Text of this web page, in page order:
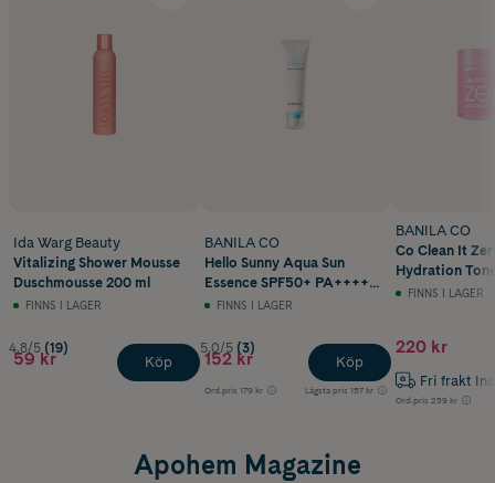
Ida Warg Beauty
Vitalizing Shower Mousse
Duschmousse 200 ml
FINNS I LAGER
4.8/5 (19)
59 kr Köp
BANILA CO
Hello Sunny Aqua Sun
Essence SPF50+ PA++++
50 ml
FINNS I LAGER
5.0/5 (3)
152 kr
Ord.pris 179 kr Lägsta pris 157 kr
Köp
BANILA CO
Co Clean It
Hydration
235 ml
FINNS I LAGER
220 kr
Fri frakt
Ord.pris 259 kr
Apohem Magazine